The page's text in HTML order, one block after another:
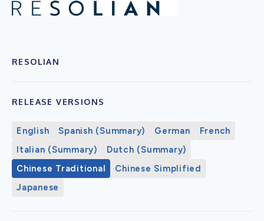
RESOLIAN
RELEASE VERSIONS
English Spanish (Summary) German
French
Italian (Summary)
Dutch (Summary)
Chinese Traditional
Chinese Simplified
Japanese